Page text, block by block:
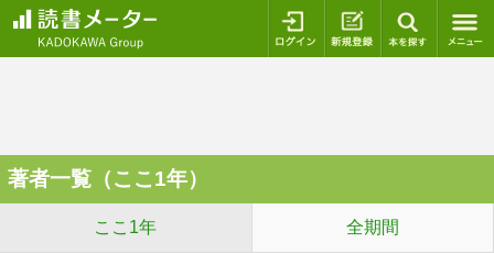
ログイン 新規登録
著者一覧（ここ1年）
ここ1年 全期間